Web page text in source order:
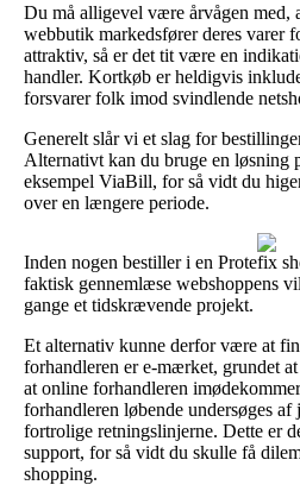
Du må alligevel være årvågen med,
webbutik markedsfører deres varer
attraktiv, så er det tit være en
handler. Kortkøb er heldigvis
forsvarer folk imod svindlende
Generelt slår vi et slag for
Alternativt kan du bruge en løsning
eksempel ViaBill, for så vidt du
over en længere periode.
Inden nogen bestiller i en Protefix
faktisk gennemlæse webshoppens
gange et tidskrævende projekt.
Et alternativ kunne derfor være at
forhandleren er e-mærket, grundet
at online forhandleren
forhandleren løbende undersøges af
fortrolige retningslinjerne. Dette er
support, for så vidt du skulle få
shopping.